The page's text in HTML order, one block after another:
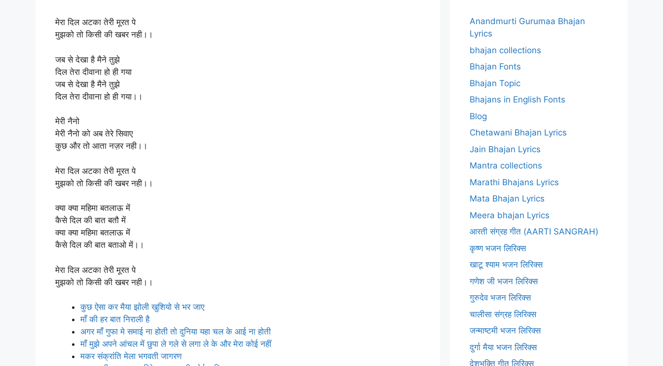
मेरा दिल अटका तेरी मूरत पे
मुझको तो किसी की खबर नही।।
जब से देखा है मैने तुझे
दिल तेरा दीवाना हो ही गया
जब से देखा है मैने तुझे
दिल तेरा दीवाना हो ही गया।।
मेरी नैनो
मेरी नैनो को अब तेरे सिवाए
कुछ और तो आता नज़र नही।।
मेरा दिल अटका तेरी मूरत पे
मुझको तो किसी की खबर नही।।
क्या क्या महिमा बतलाऊ में
कैसे दिल की बात बतौ में
क्या क्या महिमा बतलाऊ में
कैसे दिल की बात बताओ में।।
मेरा दिल अटका तेरी मूरत पे
मुझको तो किसी की खबर नही।।
कुछ ऐसा कर मैया झोली खुशियो से भर जाए
माँ की हर बात निराली है
अगर माँ गुफा मे समाई ना होती तो दुनिया यहा चल के आई ना होती
माँ मुझे अपने आंचल में छुपा ले गले से लगा ले के और मेरा कोई नहीं
मकर संक्रांति मेला भगवती जागरण
Anandmurti Gurumaa Bhajan
Lyrics
bhajan collections
Bhajan Fonts
Bhajan Topic
Bhajans in English Fonts
Blog
Chetawani Bhajan Lyrics
Jain Bhajan Lyrics
Mantra collections
Marathi Bhajans Lyrics
Mata Bhajan Lyrics
Meera bhajan Lyrics
आरती संग्रह गीत (AARTI SANGRAH)
कृष्ण भजन लिरिक्स
खाटू श्याम भजन लिरिक्स
गणेश जी भजन लिरिक्स
गुरुदेव भजन लिरिक्स
चालीसा संग्रह लिरिक्स
जन्माष्टमी भजन लिरिक्स
दुर्गा मैया भजन लिरिक्स
देशभक्ति गीत लिरिक्स